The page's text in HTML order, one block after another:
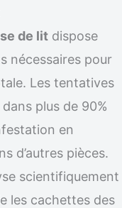
de lit dispose
nécessaires pour
Les tentatives
plus de 90%
en
d’autres pièces.
scientifiquement
les cachettes des